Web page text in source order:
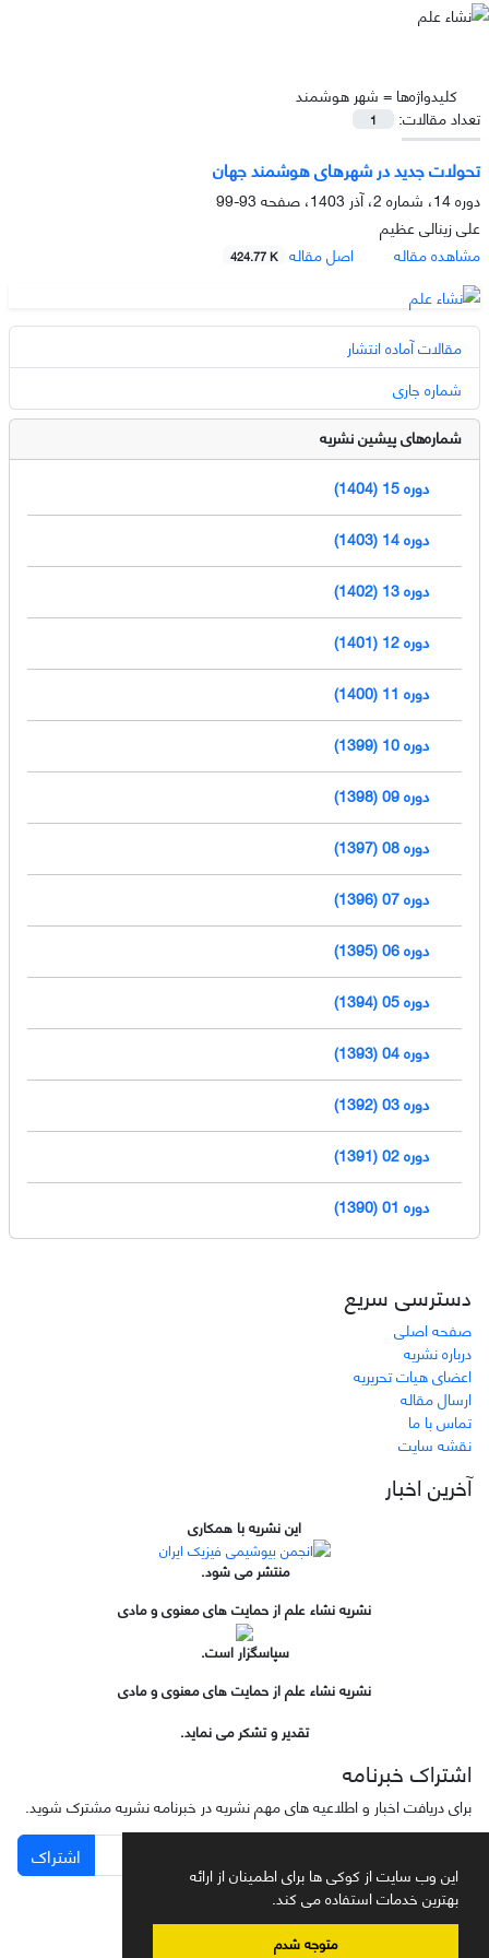
این وب سایت از کوکی ها برای اطمینان از ارائه
بهترین خدمات استفاده می کند.
متوجه شدم
کلیدواژه‌ها = شهر هوشمند
تعداد مقالات:
1
تحولات جدید در شهرهای هوشمند جهان
دوره 14، شماره 2، آذر 1403، صفحه
93-99
علی زینالی عظیم
مشاهده مقاله
اصل مقاله 424.77 K
مقالات آماده انتشار
شماره جاری
شماره‌های پیشین نشریه
دوره 15 (1404)
دوره 14 (1403)
دوره 13 (1402)
دوره 12 (1401)
دوره 11 (1400)
دوره 10 (1399)
دوره 09 (1398)
دوره 08 (1397)
دوره 07 (1396)
دوره 06 (1395)
دوره 05 (1394)
دوره 04 (1393)
دوره 03 (1392)
دوره 02 (1391)
دوره 01 (1390)
دسترسی سریع
صفحه اصلی
درباره نشریه
اعضای هیات تحریریه
ارسال مقاله
تماس با ما
نقشه سایت
آخرین اخبار
این نشریه با همکاری
منتشر می شود.
نشریه نشاء علم از حمایت های معنوی و مادی
سپاسگزار است.
نشریه نشاء علم از حمایت های معنوی و مادی
تقدیر و تشکر می نماید.
اشتراک خبرنامه
برای دریافت اخبار و اطلاعیه های مهم نشریه در خبرنامه نشریه مشترک شوید.
اشتراک